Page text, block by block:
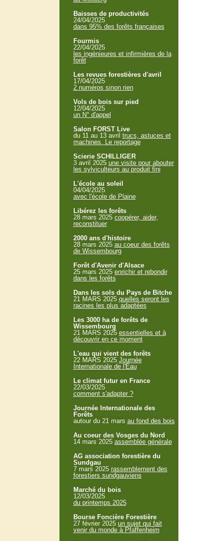
Baisses de productivités
24/04/2025
dans 95% des forêts françaises
Fourmis
22/04/2025
les ingénieures et infirmières de la
forêt
Les revues forestières d'avril
17/04/2025
2 numéros sinon rien
Vols de bois sur pied
12/04/2025
un N° d'appel
Salon FORST Live
du 11 au 13 avril trucs, astuces et
machines. Le reportage
Scierie SCHILLIGER
3 avril 2025 une visite pour abouter
les sylviculteurs au produit fini
L'école au soleil
04/04/2025
avec l'école de Plaine
Libérez les forêts
28 mars 2025 coopérer, aider,
reconstituer
2000 ans d'histoire
28 mars 2025 au coeur des forêts
de Wissembourg
Forêt d'Avenir d'Alsace
25 mars 2025 enrichir et rebondir
dans les forêts
Dans les sols du Pays de Bitche
21 MARS 2025 quelles seront les
racines les plus adaptées
Les 3000 ha de forêts de
Wissembourg
21 MARS 2025 essentielles et à
découvrir en ce moment
L'eau qui vient des forêts
22 MARS 2025 Journée
Internationale de l'Eau
Le climat futur en France
22/03/2025
comment s'adapter ?
Journée Internationale des
Forêts
autour du 21 mars au fond des bois
Au coeur des Vosges du Nord
14 mars 2025 assemblée générale
AG association forestière du
Sundgau
7 mars 2025 rassemblement des
forestiers sundgauviens
Marché du bois
12/03/2025
du printemps 2025
Bourse Foncière Forestière
27 février 2025 un sujet qui fait
venir du monde à Pfaffenheim